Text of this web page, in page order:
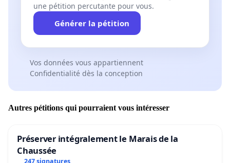
une pétition percutante pour vous.
Générer la pétition
Vos données vous appartiennent
Confidentialité dès la conception
Autres pétitions qui pourraient vous intéresser
Préserver intégralement le Marais de la
Chaussée